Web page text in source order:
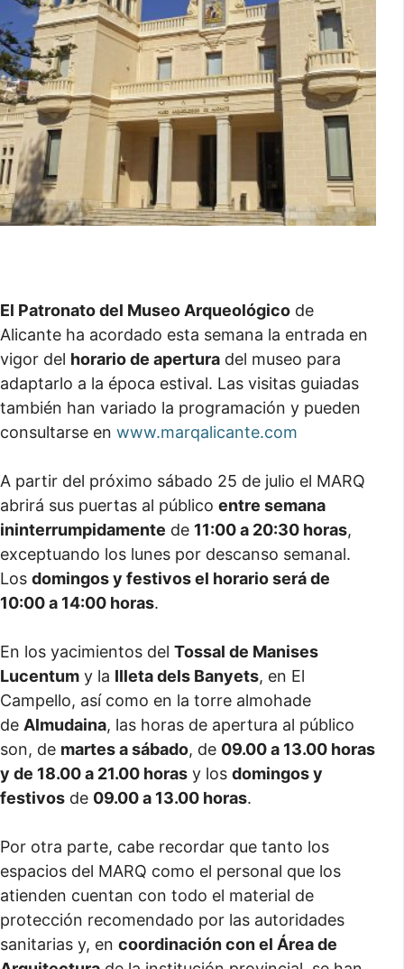
El Patronato del Museo Arqueológico de
Alicante ha acordado esta semana la entrada en
vigor del horario de apertura del museo para
adaptarlo a la época estival. Las visitas guiadas
también han variado la programación y pueden
consultarse en www.marqalicante.com
A partir del próximo sábado 25 de julio el MARQ
abrirá sus puertas al público entre semana
ininterrumpidamente de 11:00 a 20:30 horas,
exceptuando los lunes por descanso semanal.
Los domingos y festivos el horario será de
10:00 a 14:00 horas.
En los yacimientos del Tossal de Manises
Lucentum y la Illeta dels Banyets, en El
Campello, así como en la torre almohade
de Almudaina, las horas de apertura al público
son, de martes a sábado, de 09.00 a 13.00 horas
y de 18.00 a 21.00 horas y los domingos y
festivos de 09.00 a 13.00 horas.
Por otra parte, cabe recordar que tanto los
espacios del MARQ como el personal que los
atienden cuentan con todo el material de
protección recomendado por las autoridades
sanitarias y, en coordinación con el Área de